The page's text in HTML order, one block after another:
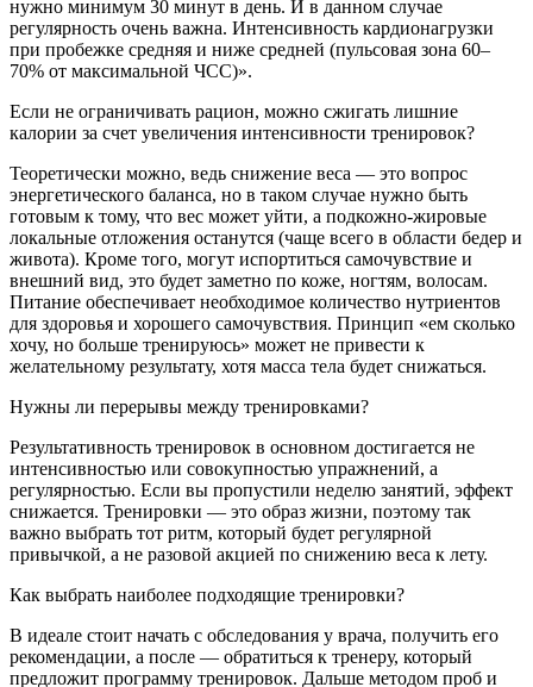
нужно минимум 30 минут в день. И в данном случае
регулярность очень важна. Интенсивность кардионагрузки
при пробежке средняя и ниже средней (пульсовая зона 60–
70% от максимальной ЧСС)».
Если не ограничивать рацион, можно сжигать лишние
калории за счет увеличения интенсивности тренировок?
Теоретически можно, ведь снижение веса — это вопрос
энергетического баланса, но в таком случае нужно быть
готовым к тому, что вес может уйти, а подкожно-жировые
локальные отложения останутся (чаще всего в области бедер и
живота). Кроме того, могут испортиться самочувствие и
внешний вид, это будет заметно по коже, ногтям, волосам.
Питание обеспечивает необходимое количество нутриентов
для здоровья и хорошего самочувствия. Принцип «ем сколько
хочу, но больше тренируюсь» может не привести к
желательному результату, хотя масса тела будет снижаться.
Нужны ли перерывы между тренировками?
Результативность тренировок в основном достигается не
интенсивностью или совокупностью упражнений, а
регулярностью. Если вы пропустили неделю занятий, эффект
снижается. Тренировки — это образ жизни, поэтому так
важно выбрать тот ритм, который будет регулярной
привычкой, а не разовой акцией по снижению веса к лету.
Как выбрать наиболее подходящие тренировки?
В идеале стоит начать с обследования у врача, получить его
рекомендации, а после — обратиться к тренеру, который
предложит программу тренировок. Дальше методом проб и